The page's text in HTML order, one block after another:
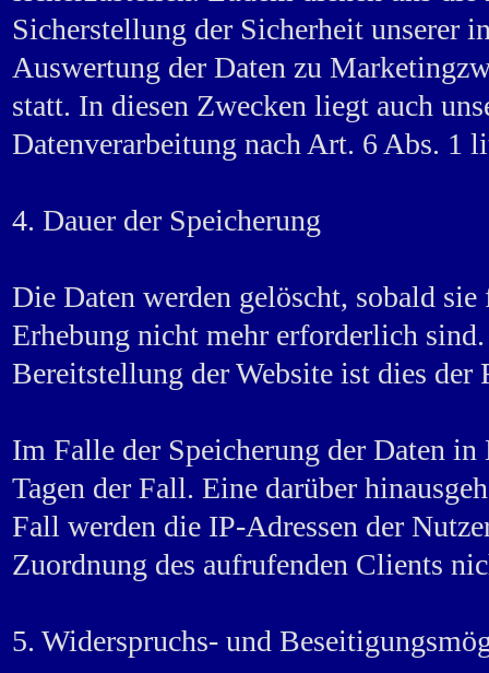
Sicherstellung der Sicherheit unserer
Auswertung der Daten zu
statt. In diesen Zwecken liegt auch
Datenverarbeitung nach Art. 6 Abs. 1
4. Dauer der Speicherung
Die Daten werden gelöscht, sobald
Erhebung nicht mehr erforderlich
Bereitstellung der Website ist dies
Im Falle der Speicherung der Daten
Tagen der Fall. Eine darüber
Fall werden die IP-Adressen der
Zuordnung des aufrufenden Clients
5. Widerspruchs- und